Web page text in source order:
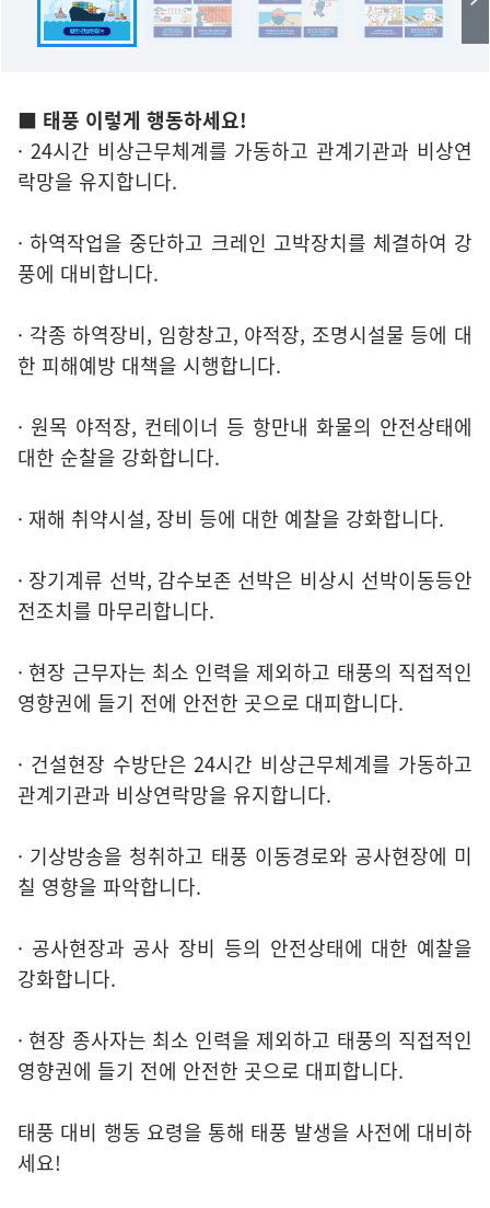
■ 태풍 이렇게 행동하세요!
· 24시간 비상근무체계를 가동하고 관계기관과 비상연
락망을 유지합니다.
· 하역작업을 중단하고 크레인 고박장치를 체결하여 강
풍에 대비합니다.
· 각종 하역장비, 임항창고, 야적장, 조명시설물 등에 대
한 피해예방 대책을 시행합니다.
· 원목 야적장, 컨테이너 등 항만내 화물의 안전상태에
대한 순찰을 강화합니다.
· 재해 취약시설, 장비 등에 대한 예찰을 강화합니다.
· 장기계류 선박, 감수보존 선박은 비상시 선박이동등안
전조치를 마무리합니다.
· 현장 근무자는 최소 인력을 제외하고 태풍의 직접적인
영향권에 들기 전에 안전한 곳으로 대피합니다.
· 건설현장 수방단은 24시간 비상근무체계를 가동하고
관계기관과 비상연락망을 유지합니다.
· 기상방송을 청취하고 태풍 이동경로와 공사현장에 미
칠 영향을 파악합니다.
· 공사현장과 공사 장비 등의 안전상태에 대한 예찰을
강화합니다.
· 현장 종사자는 최소 인력을 제외하고 태풍의 직접적인
영향권에 들기 전에 안전한 곳으로 대피합니다.
태풍 대비 행동 요령을 통해 태풍 발생을 사전에 대비하
세요!